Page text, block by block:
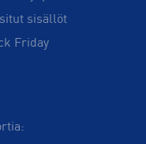
sisällöt
Friday